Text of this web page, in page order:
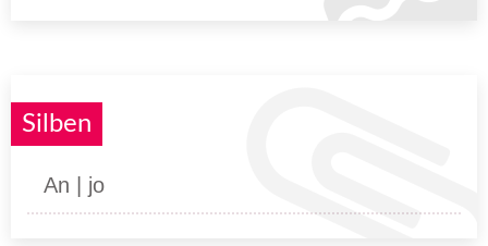
Silben
An | jo